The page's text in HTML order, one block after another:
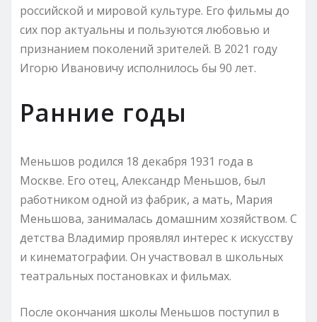
российской и мировой культуре. Его фильмы до
сих пор актуальны и пользуются любовью и
признанием поколений зрителей. В 2021 году
Игорю Ивановичу исполнилось бы 90 лет.
Ранние годы
Меньшов родился 18 декабря 1931 года в
Москве. Его отец, Александр Меньшов, был
работником одной из фабрик, а мать, Мария
Меньшова, занималась домашним хозяйством. С
детства Владимир проявлял интерес к искусству
и кинематографии. Он участвовал в школьных
театральных постановках и фильмах.
После окончания школы Меньшов поступил в